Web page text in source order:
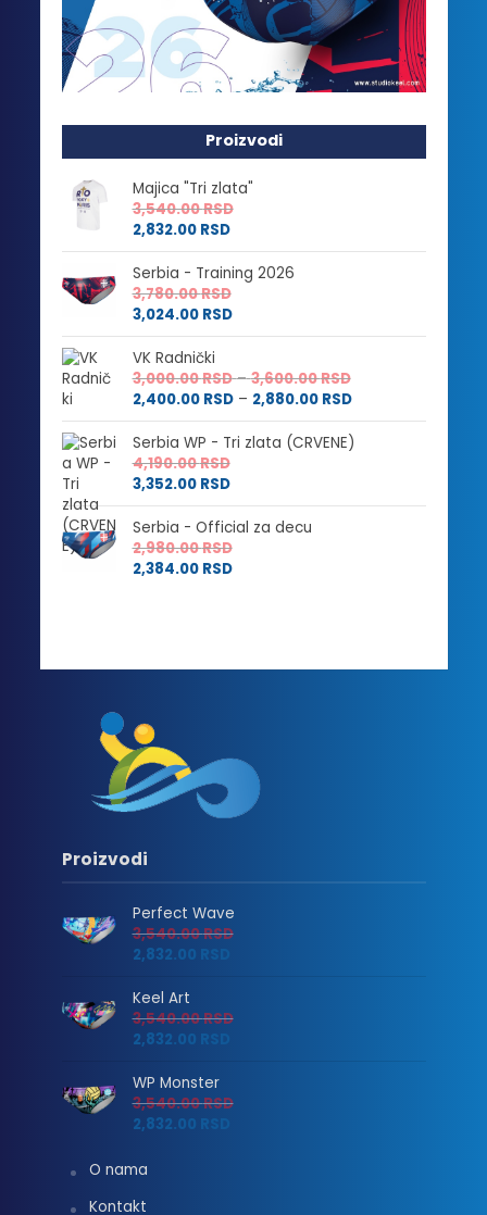
Proizvodi
Majica "Tri zlata"
3,540.00RSD
2,832.00 RSD
Serbia - Training 2026
3,780.00RSD
3,024.00 RSD
VK Radnički
3,000.00RSD – 3,600.00RSDRaspon
cena:
od
3,000.00 RSD
2,400.00 RSD – 2,880.00 RSDRaspon
cena:
od
2,880.00 RSD
Serbia WP - Tri zlata (CRVENE)
4,190.00RSD
3,352.00 RSD
Serbia - Official za decu
2,980.00RSD
2,384.00 RSD
Proizvodi
Perfect Wave
3,540.00RSD
2,832.00 RSD
Keel Art
3,540.00RSD
2,832.00 RSD
WP Monster
3,540.00RSD
2,832.00 RSD
O nama
Kontakt